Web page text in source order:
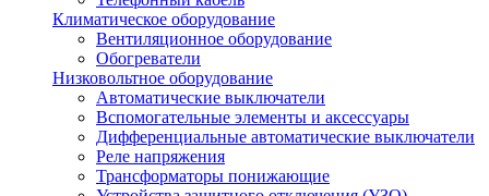
Климатическое оборудование
Вентиляционное оборудование
Обогреватели
Низковольтное оборудование
Автоматические выключатели
Вспомогательные элементы и аксессуары
Дифференциальные автоматические выключатели
Реле напряжения
Трансформаторы понижающие